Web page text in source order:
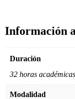
Información
Duración
32 horas académicas
Modalidad